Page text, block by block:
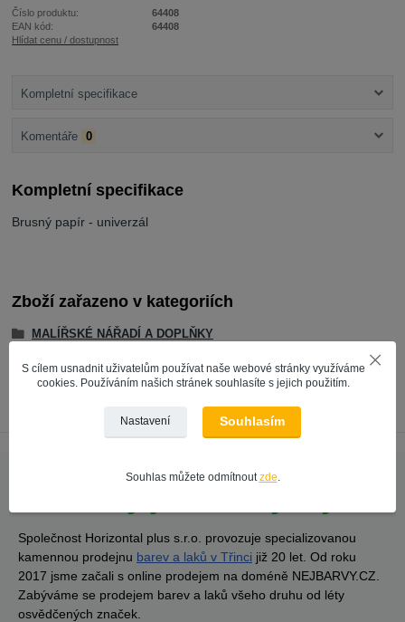
Číslo produktu:
64408
EAN kód:
64408
Hlídat cenu / dostupnost
Kompletní specifikace
Komentáře 0
Kompletní specifikace
Brusný papír - univerzál
Zboží zařazeno v kategoriích
MALÍŘSKÉ NÁŘADÍ A DOPLŇKY
brusivo
Společnost Horizontal plus s.r.o. provozuje specializovanou
kamennou prodejnu barev a laků v Třinci již 20 let. Od roku
2017 jsme začali s online prodejem na doméně NEJBARVY.CZ.
Zabýváme se prodejem barev a laků všeho druhu od léty
osvědčených značek.
S cílem usnadnit uživatelům používat naše webové stránky využíváme
cookies. Používáním našich stránek souhlasíte s jejich použitím.
Nastavení Souhlasím
Souhlas můžete odmítnoutzde.